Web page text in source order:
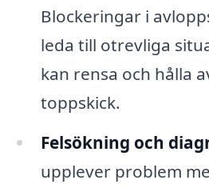
Blockeringar i
leda till otrevliga
kan rensa och hålla
toppskick.
Felsökning och
upplever problem